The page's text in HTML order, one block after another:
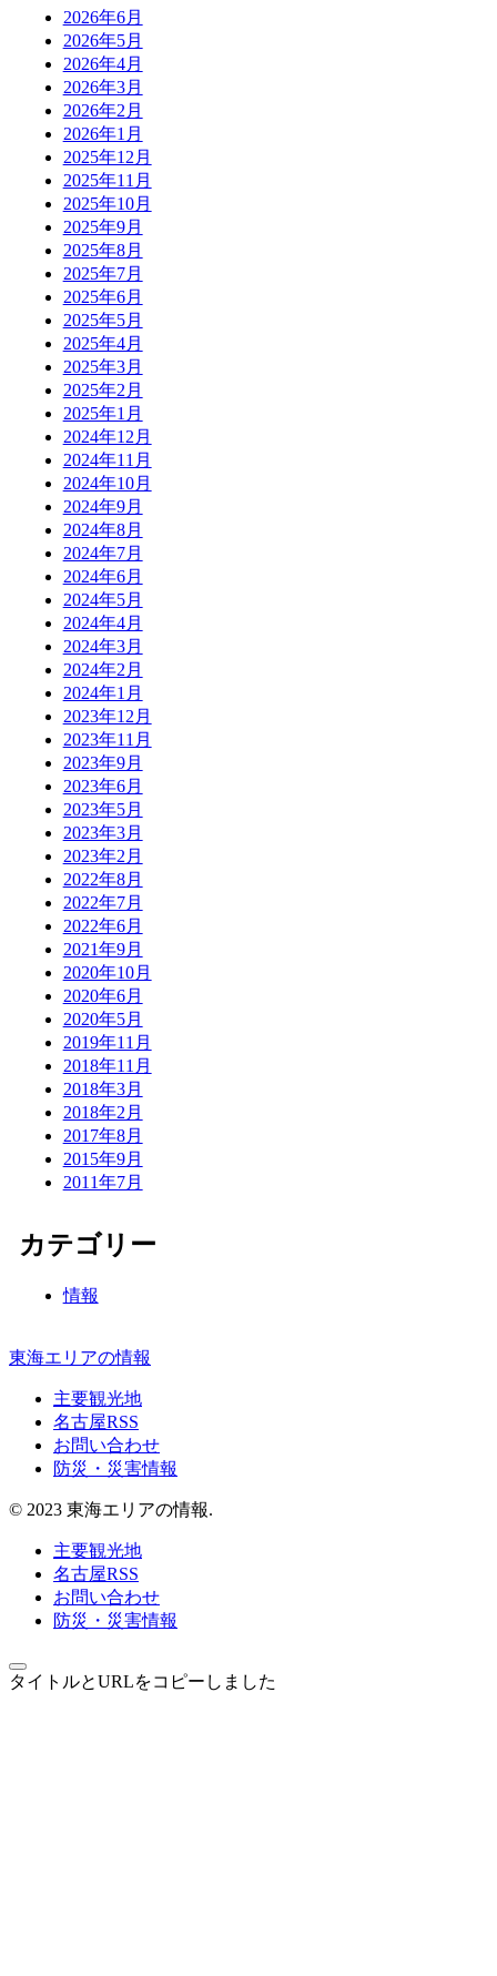
2026年6月
2026年5月
2026年4月
2026年3月
2026年2月
2026年1月
2025年12月
2025年11月
2025年10月
2025年9月
2025年8月
2025年7月
2025年6月
2025年5月
2025年4月
2025年3月
2025年2月
2025年1月
2024年12月
2024年11月
2024年10月
2024年9月
2024年8月
2024年7月
2024年6月
2024年5月
2024年4月
2024年3月
2024年2月
2024年1月
2023年12月
2023年11月
2023年9月
2023年6月
2023年5月
2023年3月
2023年2月
2022年8月
2022年7月
2022年6月
2021年9月
2020年10月
2020年6月
2020年5月
2019年11月
2018年11月
2018年3月
2018年2月
2017年8月
2015年9月
2011年7月
カテゴリー
情報
東海エリアの情報
主要観光地
名古屋RSS
お問い合わせ
防災・災害情報
© 2023 東海エリアの情報.
主要観光地
名古屋RSS
お問い合わせ
防災・災害情報
タイトルとURLをコピーしました